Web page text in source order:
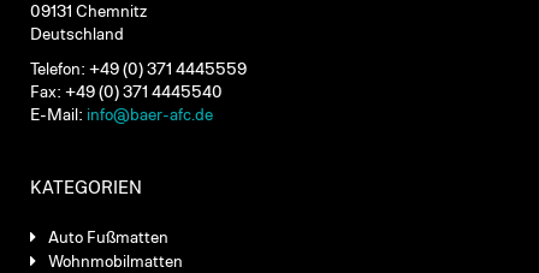
09131 Chemnitz
Deutschland
Telefon: +49 (0) 371 4445559
Fax: +49 (0) 371 4445540
E-Mail: info@baer-afc.de
KATEGORIEN
Auto Fußmatten
Wohnmobilmatten